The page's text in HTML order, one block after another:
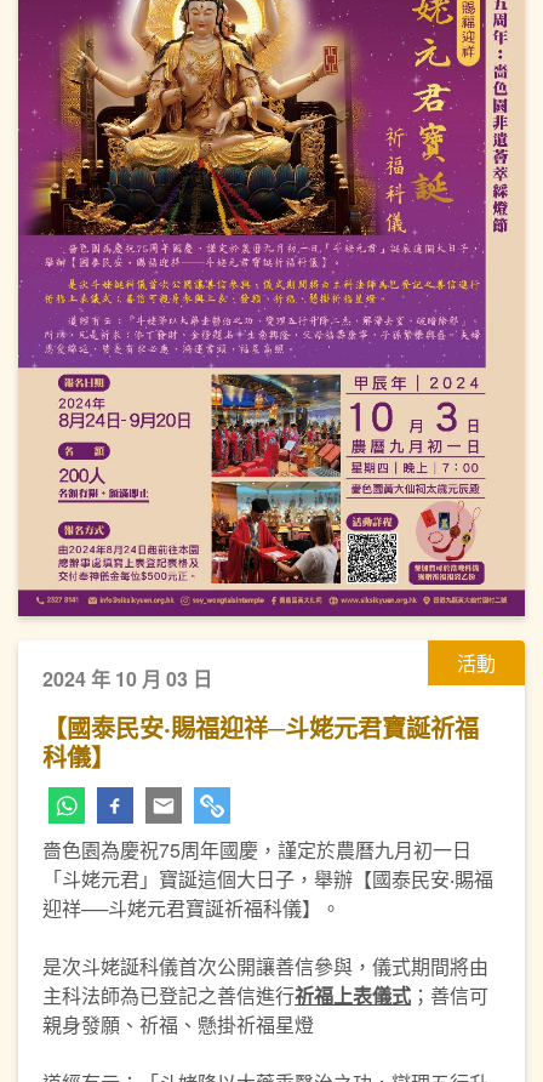
活動
2024 年 10 月 03 日
【國泰民安‧賜福迎祥─斗姥元君寶誕祈福
科儀】
嗇色園為慶祝75周年國慶，謹定於農曆九月初一日
「斗姥元君」寶誕這個大日子，舉辦【國泰民安‧賜福
迎祥──斗姥元君寶誕祈福科儀】。
是次斗姥誕科儀首次公開讓善信參與，儀式期間將由
主科法師為已登記之善信進行祈福上表儀式 ；善信可
親身發願、祈福、懸掛祈福星燈